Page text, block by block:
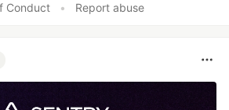
Conduct • Report abuse